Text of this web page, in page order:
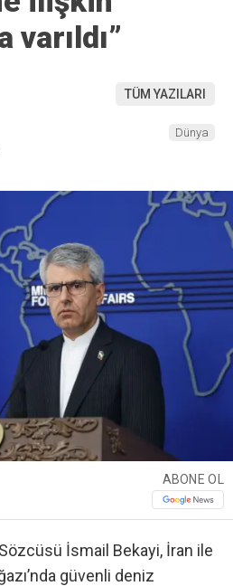
TÜM YAZILARI
Dünya
ABONE OL
Sözcüsü İsmail Bekayi, İran ile
güvenli deniz